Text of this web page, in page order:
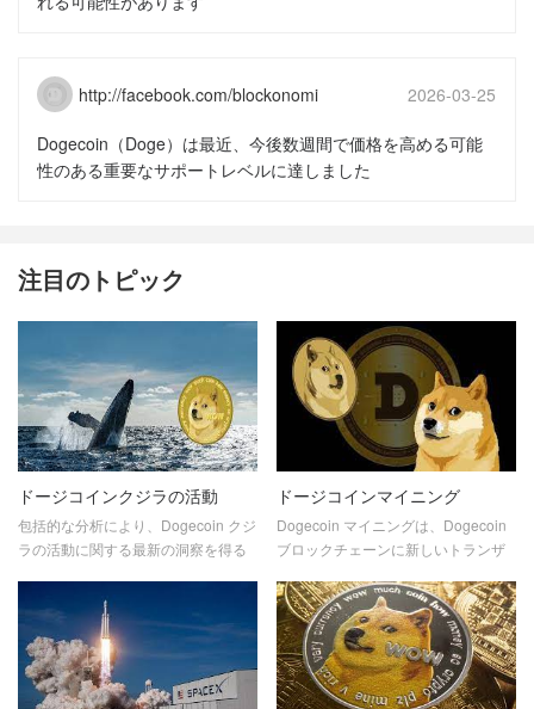
http://facebook.com/blockonomi
2026-03-25
15:51:46
Dogecoin（Doge）は最近、今後数週間で価格を高める可能
性のある重要なサポートレベルに達しました
注目のトピック
ドージコインクジラの活動
包括的な分析により、Dogecoin クジ
ラの活動に関する最新の洞察を得る
におけるこれらのクジラの傾向、パ
ターン、影響を発見してください。
私たちの専門家による分析で最新情
報を入手し、暗号通貨への取り組み
を前進させてください。
ドージコインマイニング
Dogecoin マイニングは、Dogecoin
ブロックチェーンに新しいトランザ
スです。マイナーはその仕事に対し
て新しいドージコインを受け取りま
す。このトピックでは、Dogecoin の
マイニング方法、最高のマイニング
ハードウェアとソフトウェア、